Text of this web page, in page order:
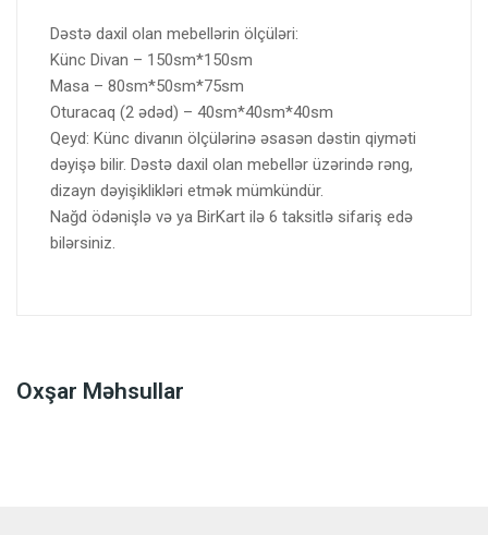
Dəstə daxil olan mebellərin ölçüləri:
Künc Divan – 150sm*150sm
Masa – 80sm*50sm*75sm
Oturacaq (2 ədəd) – 40sm*40sm*40sm
Qeyd: Künc divanın ölçülərinə əsasən dəstin qiyməti
dəyişə bilir. Dəstə daxil olan mebellər üzərində rəng,
dizayn dəyişiklikləri etmək mümkündür.
Nağd ödənişlə və ya BirKart ilə 6 taksitlə sifariş edə
bilərsiniz.
Oxşar Məhsullar